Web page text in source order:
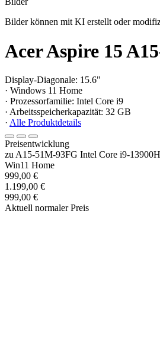
Bilder können mit KI erstellt oder
Acer Aspire 15
Display-Diagonale: 15.6"
· Windows 11 Home
· Prozessorfamilie: Intel Core i9
· Arbeitsspeicherkapazität: 32 GB
· Alle Produktdetails
Preisentwicklung
zu A15-51M-93FG Intel Core i9-
Win11 Home
999,00 €
1.199,00 €
999,00 €
Aktuell normaler Preis